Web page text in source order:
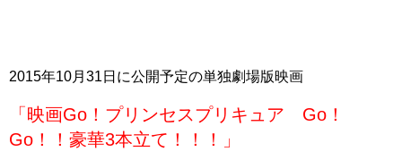
2015年10月31日に公開予定の単独劇場版映画
「映画Go！プリンセスプリキュア Go！
Go！！豪華3本立て！！！」